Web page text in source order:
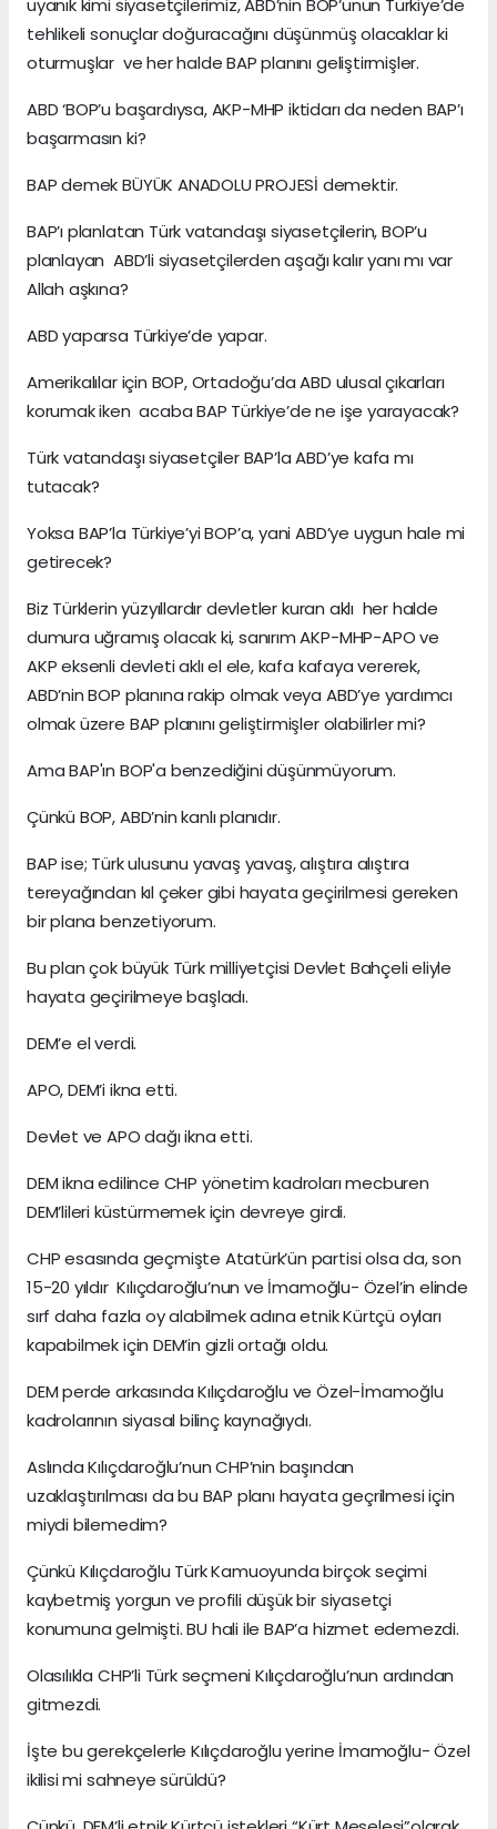
uyanık kimi siyasetçilerimiz, ABD’nin BOP’unun Türkiye’de
tehlikeli sonuçlar doğuracağını düşünmüş olacaklar ki
oturmuşlar ve her halde BAP planını geliştirmişler.
ABD ‘BOP’u başardıysa, AKP-MHP iktidarı da neden BAP’ı
başarmasın ki?
BAP demek BÜYÜK ANADOLU PROJESİ demektir.
BAP’ı planlatan Türk vatandaşı siyasetçilerin, BOP’u
planlayan ABD’li siyasetçilerden aşağı kalır yanı mı var
Allah aşkına?
ABD yaparsa Türkiye’de yapar.
Amerikalılar için BOP, Ortadoğu’da ABD ulusal çıkarları
korumak iken acaba BAP Türkiye’de ne işe yarayacak?
Türk vatandaşı siyasetçiler BAP’la ABD’ye kafa mı
tutacak?
Yoksa BAP’la Türkiye’yi BOP’a, yani ABD’ye uygun hale mi
getirecek?
Biz Türklerin yüzyıllardır devletler kuran aklı her halde
dumura uğramış olacak ki, sanırım AKP-MHP-APO ve
AKP eksenli devleti aklı el ele, kafa kafaya vererek,
ABD’nin BOP planına rakip olmak veya ABD’ye yardımcı
olmak üzere BAP planını geliştirmişler olabilirler mi?
Ama BAP'ın BOP'a benzediğini düşünmüyorum.
Çünkü BOP, ABD’nin kanlı planıdır.
BAP ise; Türk ulusunu yavaş yavaş, alıştıra alıştıra
tereyağından kıl çeker gibi hayata geçirilmesi gereken
bir plana benzetiyorum.
Bu plan çok büyük Türk milliyetçisi Devlet Bahçeli eliyle
hayata geçirilmeye başladı.
DEM’e el verdi.
APO, DEM’i ikna etti.
Devlet ve APO dağı ikna etti.
DEM ikna edilince CHP yönetim kadroları mecburen
DEM’lileri küstürmemek için devreye girdi.
CHP esasında geçmişte Atatürk’ün partisi olsa da, son
15-20 yıldır Kılıçdaroğlu’nun ve İmamoğlu- Özel’in elinde
sırf daha fazla oy alabilmek adına etnik Kürtçü oyları
kapabilmek için DEM’in gizli ortağı oldu.
DEM perde arkasında Kılıçdaroğlu ve Özel-İmamoğlu
kadrolarının siyasal bilinç kaynağıydı.
Aslında Kılıçdaroğlu’nun CHP’nin başından
uzaklaştırılması da bu BAP planı hayata geçrilmesi için
miydi bilemedim?
Çünkü Kılıçdaroğlu Türk Kamuoyunda birçok seçimi
kaybetmiş yorgun ve profili düşük bir siyasetçi
konumuna gelmişti. BU hali ile BAP’a hizmet edemezdi.
Olasılıkla CHP’li Türk seçmeni Kılıçdaroğlu’nun ardından
gitmezdi.
İşte bu gerekçelerle Kılıçdaroğlu yerine İmamoğlu- Özel
ikilisi mi sahneye sürüldü?